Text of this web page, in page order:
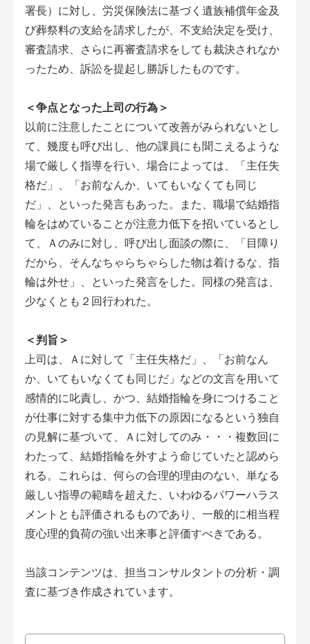
署長）に対し、労災保険法に基づく遺族補償年金及
び葬祭料の支給を請求したが、不支給決定を受け、
審査請求、さらに再審査請求をしても裁決されなか
ったため、訴訟を提起し勝訴したものです。
＜争点となった上司の行為＞
以前に注意したことについて改善がみられないとし
て、幾度も呼び出し、他の課員にも聞こえるような
場で厳しく指導を行い、場合によっては、「主任失
格だ」、「お前なんか、いてもいなくても同じ
だ」、といった発言もあった。また、職場で結婚指
輪をはめていることが注意力低下を招いているとし
て、Ａのみに対し、呼び出し面談の際に、「目障り
だから、そんなちゃらちゃらした物は着けるな、指
輪は外せ」、といった発言をした。同様の発言は、
少なくとも２回行われた。
＜判旨＞
上司は、Ａに対して「主任失格だ」、「お前なん
か、いてもいなくても同じだ」などの文言を用いて
感情的に叱責し、かつ、結婚指輪を身につけること
が仕事に対する集中力低下の原因になるという独自
の見解に基づいて、Ａに対してのみ・・・複数回に
わたって、結婚指輪を外すよう命じていたと認めら
れる。これらは、何らの合理的理由のない、単なる
厳しい指導の範疇を超えた、いわゆるパワーハラス
メントとも評価されるものであり、一般的に相当程
度心理的負荷の強い出来事と評価すべきである。
当該コンテンツは、担当コンサルタントの分析・調
査に基づき作成されています。